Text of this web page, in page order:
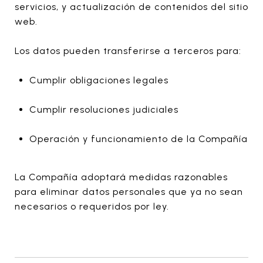
servicios, y actualización de contenidos del sitio
web.
Los datos pueden transferirse a terceros para:
Cumplir obligaciones legales
Cumplir resoluciones judiciales
Operación y funcionamiento de la Compañía
La Compañía adoptará medidas razonables
para eliminar datos personales que ya no sean
necesarios o requeridos por ley.